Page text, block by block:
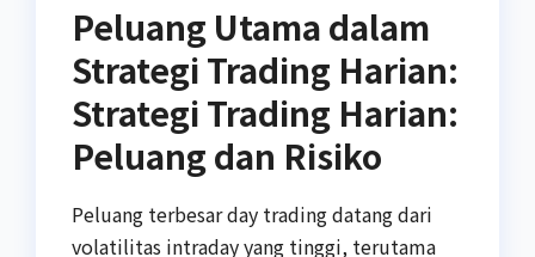
Peluang Utama dalam
Strategi Trading Harian:
Strategi Trading Harian:
Peluang dan Risiko
Peluang terbesar day trading datang dari
volatilitas intraday yang tinggi, terutama